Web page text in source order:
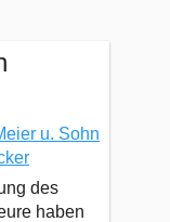
u. Sohn
des
haben